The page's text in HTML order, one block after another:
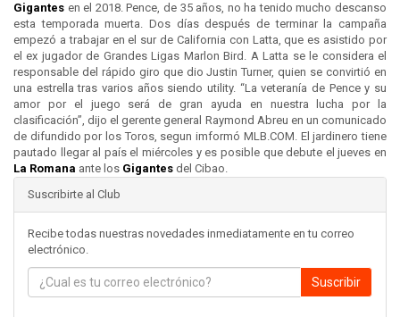
Gigantes en el 2018. Pence, de 35 años, no ha tenido mucho descanso
esta temporada muerta. Dos días después de terminar la campaña
empezó a trabajar en el sur de California con Latta, que es asistido por
el ex jugador de Grandes Ligas Marlon Bird. A Latta se le considera el
responsable del rápido giro que dio Justin Turner, quien se convirtió en
una estrella tras varios años siendo utility. “La veteranía de Pence y su
amor por el juego será de gran ayuda en nuestra lucha por la
clasificación”, dijo el gerente general Raymond Abreu en un comunicado
de difundido por los Toros, segun imformó MLB.COM. El jardinero tiene
pautado llegar al país el miércoles y es posible que debute el jueves en
La Romana ante los Gigantes del Cibao.
Suscribirte al Club
Recibe todas nuestras novedades inmediatamente en tu correo
electrónico.
Suscribir